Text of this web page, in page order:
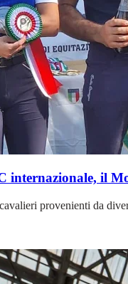
internazionale, il
provenienti da